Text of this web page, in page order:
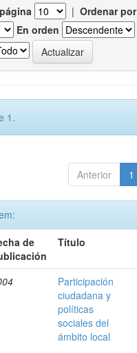
| Ordenar por
En orden
1.
Anterior 1
de
Título
Participación
ciudadana y
políticas
sociales del
ámbito local